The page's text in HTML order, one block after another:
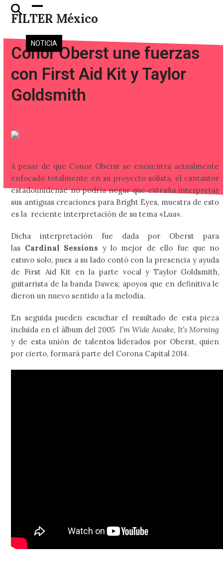
Skip
FILTER México
Open
mobile
menu
Close
mobile
menu
NOTICIA
Conor Oberst une fuerzas
con First Aid Kit y Taylor
Goldsmith
A pesar de que Conor Oberst se encuentra actualmente
enfocado totalmente en su proyecto solista, el cantautor
estadounidense no podría negar que extraña interpretar
sus antiguas creaciones para Bright Eyes, muestra de esto
es la reciente interpretación de su tema «Lua».
Dicha interpretación fue dada por Oberst para
las Cardinal Sessions y lo mejor de ello fue que no
estuvo solo, pues a su lado contó con la presencia y ayuda
de First Aid Kit en la parte vocal y Taylor Goldsmith,
guitarrista de la banda Dawes; apoyos que en definitiva le
dieron un nuevo sentido a la melodía.
En seguida pueden escuchar el resultado de esta pieza
incluida en el álbum del 2005 I’m Wide Awake, It’s Morning
y de esta unión de talentos liderados por Oberst, quien
por cierto, formará parte del Corona Capital 2014.